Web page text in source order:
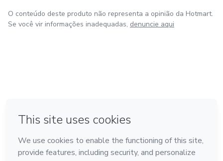
O conteúdo deste produto não representa a opinião da Hotmart.
Se você vir informações inadequadas, denuncie aqui
Feito com ❤ em Bogotá